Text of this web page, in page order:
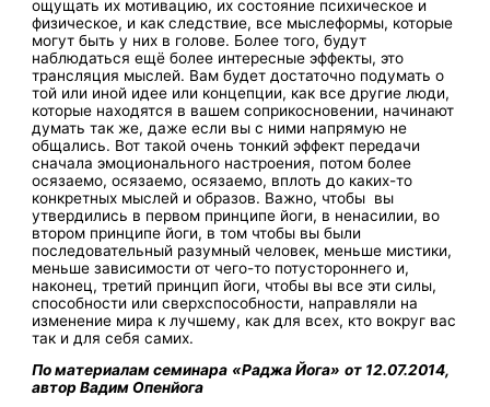
ощущать их мотивацию, их состояние психическое и
физическое, и как следствие, все мыслеформы, которые
могут быть у них в голове. Более того, будут
наблюдаться ещё более интересные эффекты, это
трансляция мыслей. Вам будет достаточно подумать о
той или иной идее или концепции, как все другие люди,
которые находятся в вашем соприкосновении, начинают
думать так же, даже если вы с ними напрямую не
общались. Вот такой очень тонкий эффект передачи
сначала эмоционального настроения, потом более
осязаемо, осязаемо, осязаемо, вплоть до каких-то
конкретных мыслей и образов. Важно, чтобы вы
утвердились в первом принципе йоги, в ненасилии, во
втором принципе йоги, в том чтобы вы были
последовательный разумный человек, меньше мистики,
меньше зависимости от чего-то потустороннего и,
наконец, третий принцип йоги, чтобы вы все эти силы,
способности или сверхспособности, направляли на
изменение мира к лучшему, как для всех, кто вокруг вас
так и для себя самих.
По материалам семинара «Раджа Йога» от 12.07.2014,
автор ВадимОпенйога